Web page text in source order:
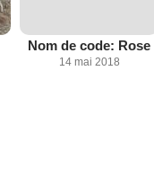
Nom de code: Rose
14 mai 2018